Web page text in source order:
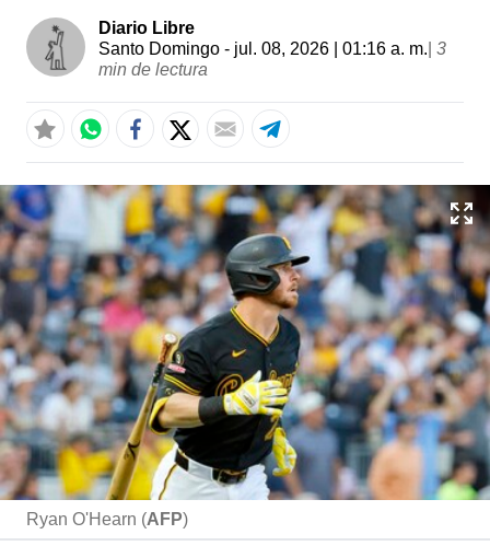
Diario Libre
Santo Domingo - jul. 08, 2026 | 01:16 a. m. 3
min de lectura
Ryan O'Hearn (AFP)